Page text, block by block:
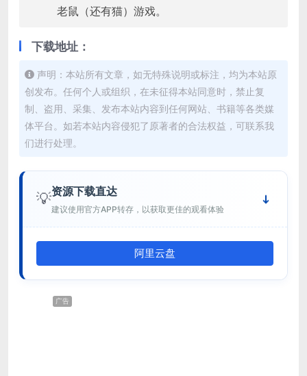
老鼠（还有猫）游戏。
下载地址：
声明：本站所有文章，如无特殊说明或标注，均为本站原
创发布。任何个人或组织，在未征得本站同意时，禁止复
制、盗用、采集、发布本站内容到任何网站、书籍等各类媒
体平台。如若本站内容侵犯了原著者的合法权益，可联系我
们进行处理。
💡资源下载直达
建议使用官方APP转存，以获取更佳的观看体验
阿里云盘
广告